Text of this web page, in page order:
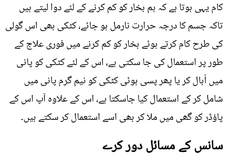
کام یہی ہوتا ہے کہ ہم بخار کو کم کرنے کے لئے دوا لیتے ہیں
تاکہ جسم کا درجہ حرارت نارمل ہو جائے، کٹکی بھی اس گولی
کی طرح کام کرتے ہوئے بخار کو کم کرنے میں فوری علاج کے
طور پر استعمال کی جا سکتی ہے، اس کے لئے کٹکی کو پانی
میں اُبال کر یا پھر پسی ہوئی کٹکی کو نیم گرم پانی میں
شامل کر کے استعمال کیا جاسکتا ہے، اس کے علاوہ آپ اس کے
پاؤڈر کو گھی میں ملا کر بھی اسے استعمال کر سکتے ہیں۔
سانس کے مسائل دور کرے